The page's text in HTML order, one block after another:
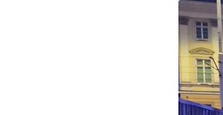
Kliknij,